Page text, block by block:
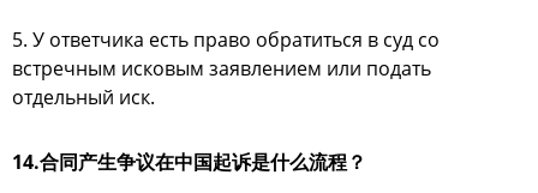
5. У ответчика есть право обратиться в суд со
встречным исковым заявлением или подать
отдельный иск.
14.合同产生争议在中国起诉是什么流程？